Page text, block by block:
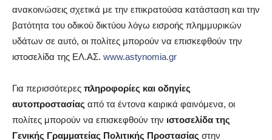
ανακοινώσεις σχετικά με την επικρατούσα κατάσταση και την
βατότητα του οδικού δικτύου λόγω εισροής πλημμυρικών
υδάτων σε αυτό, οι πολίτες μπορούν να επισκεφθούν την
ιστοσελίδα της ΕΛ.ΑΣ. www.astynomia.gr
Για περισσότερες πληροφορίες και οδηγίες
αυτοπροστασίας από τα έντονα καιρικά φαινόμενα, οι
πολίτες μπορούν να επισκεφθούν την ιστοσελίδα της
Γενικής Γραμματείας Πολιτικής Προστασίας στην